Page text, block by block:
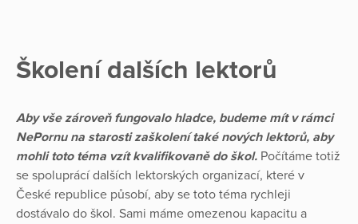
Školení dalších lektorů
Aby vše zároveň fungovalo hladce, budeme mít v rámci
NePornu na starosti zaškolení také nových lektorů, aby
mohli toto téma vzít kvalifikovaně do škol. Počítáme totiž
se spoluprácí dalších lektorských organizací, které v
České republice působí, aby se toto téma rychleji
dostávalo do škol. Sami máme omezenou kapacitu a